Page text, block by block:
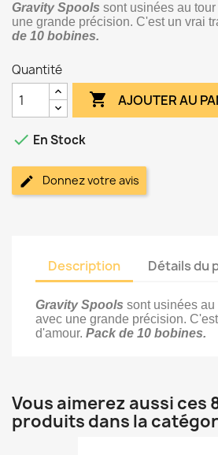
Gravity Spools sont usinées au
une grande précision. C'est un vrai
de 10 bobines.
Quantité
 AJOUTER AU
 En Stock
Donnez votre avis
Description Détails du
Gravity Spools sont usinées au
avec une grande précision.
d'amour. Pack de 10 bobines.
Vous aimerez aussi ces
produits dans la